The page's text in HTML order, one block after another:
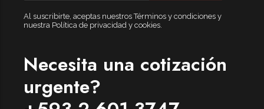
Al suscribirte, aceptas nuestros Términos y condiciones y
nuestra Política de privacidad y cookies.
Necesita una cotización
urgente?